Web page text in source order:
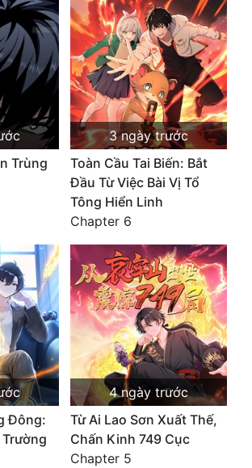
Trùng
3 ngày trước
Toàn Cầu Tai Biến: Bắt
Đầu Từ Việc Bài Vị Tổ
Tông Hiển Linh
Chapter 6
Đông:
Trường
4 ngày trước
Từ Ai Lao Sơn Xuất Thế,
Chấn Kinh 749 Cục
Chapter 5